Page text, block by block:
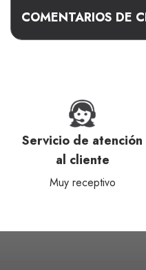
COMENTARIOS DE
Servicio de atención
al cliente
Muy receptivo